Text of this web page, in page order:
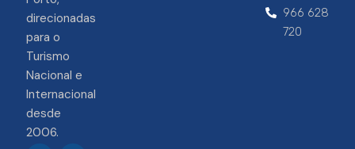
direcionadas
para o
Turismo
Nacional e
Internacional
desde
2006.
966 628
720